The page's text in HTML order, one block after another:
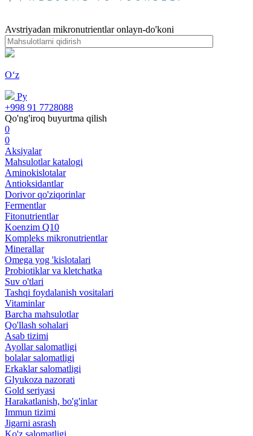
Avstriyadan mikronutrientlar onlayn-do'koni
Oʻz
Ру
+998 91 7728088
Qo'ng'iroq buyurtma qilish
0
0
Aksiyalar
Mahsulotlar katalogi
Aminokislotalar
Antioksidantlar
Dorivor qo'ziqorinlar
Fermentlar
Fitonutrientlar
Koenzim Q10
Kompleks mikronutrientlar
Minerallar
Omega yog 'kislotalari
Probiotiklar va kletchatka
Suv o'tlari
Tashqi foydalanish vositalari
Vitaminlar
Barcha mahsulotlar
Qo'llash sohalari
Asab tizimi
Ayollar salomatligi
bolalar salomatligi
Erkaklar salomatligi
Glyukoza nazorati
Gold seriyasi
Harakatlanish, bo'g'inlar
Immun tizimi
Jigarni asrash
Ko'z salomatligi